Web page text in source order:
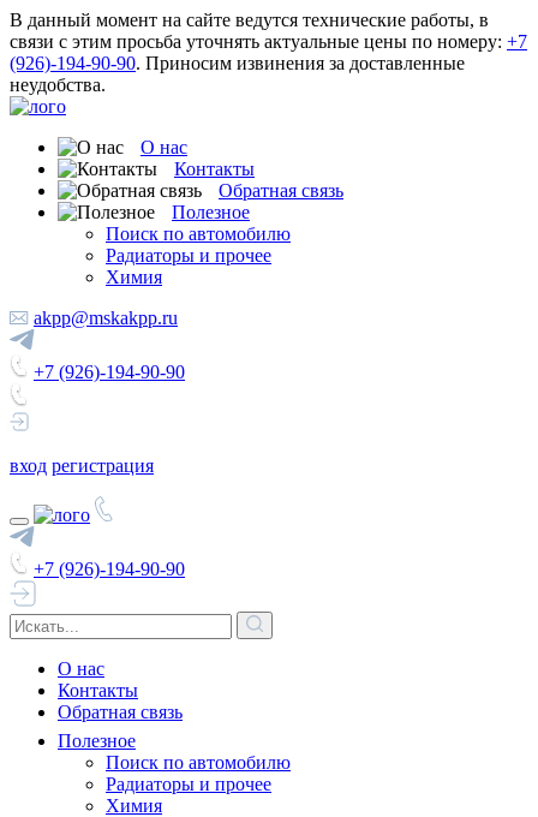
В данный момент на сайте ведутся технические работы, в
связи с этим просьба уточнять актуальные цены по номеру: +7
(926)-194-90-90. Приносим извинения за доставленные
неудобства.
О нас
Контакты
Обратная связь
Полезное
Поиск по автомобилю
Радиаторы и прочее
Химия
akpp@mskakpp.ru
+7 (926)-194-90-90
вход регистрация
+7 (926)-194-90-90
О нас
Контакты
Обратная связь
Полезное
Поиск по автомобилю
Радиаторы и прочее
Химия